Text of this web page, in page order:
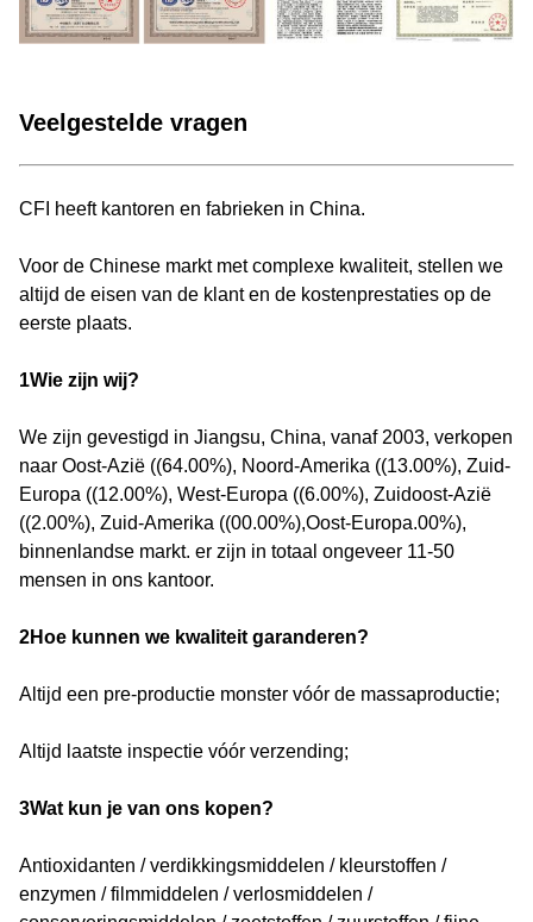
Veelgestelde vragen
CFI heeft kantoren en fabrieken in China.
Voor de Chinese markt met complexe kwaliteit, stellen we
altijd de eisen van de klant en de kostenprestaties op de
eerste plaats.
1Wie zijn wij?
We zijn gevestigd in Jiangsu, China, vanaf 2003, verkopen
naar Oost-Azië ((64.00%), Noord-Amerika ((13.00%), Zuid-
Europa ((12.00%), West-Europa ((6.00%), Zuidoost-Azië
((2.00%), Zuid-Amerika ((00.00%),Oost-Europa.00%),
binnenlandse markt. er zijn in totaal ongeveer 11-50
mensen in ons kantoor.
2Hoe kunnen we kwaliteit garanderen?
Altijd een pre-productie monster vóór de massaproductie;
Altijd laatste inspectie vóór verzending;
3Wat kun je van ons kopen?
Antioxidanten / verdikkingsmiddelen / kleurstoffen /
enzymen / filmmiddelen / verlosmiddelen /